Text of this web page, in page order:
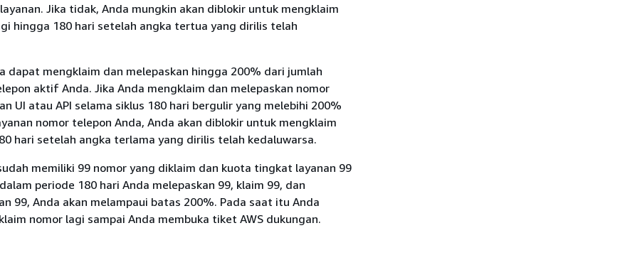
Jika tidak, Anda mungkin akan diblokir untuk mengklaim
hingga 180 hari setelah angka tertua yang dirilis telah
dapat mengklaim dan melepaskan hingga 200% dari jumlah
aktif Anda. Jika Anda mengklaim dan melepaskan nomor
UI atau API selama siklus 180 hari bergulir yang melebihi 200%
nomor telepon Anda, Anda akan diblokir untuk mengklaim
hari setelah angka terlama yang dirilis telah kedaluwarsa.
memiliki 99 nomor yang diklaim dan kuota tingkat layanan 99
periode 180 hari Anda melepaskan 99, klaim 99, dan
99, Anda akan melampaui batas 200%. Pada saat itu Anda
nomor lagi sampai Anda membuka tiket AWS dukungan.